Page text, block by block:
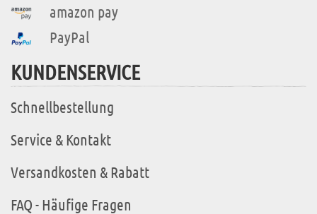
amazon pay
PayPal
KUNDENSERVICE
Schnellbestellung
Service & Kontakt
Versandkosten & Rabatt
FAQ - Häufige Fragen